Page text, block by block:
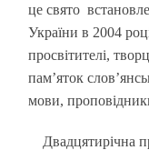
це свято
України в 2004
просвітителі,
пам’яток
мови,
Двадцятирічна